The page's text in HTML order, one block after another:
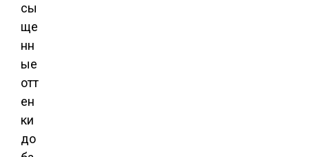
сы
ще
нн
ые
отт
ен
ки
до